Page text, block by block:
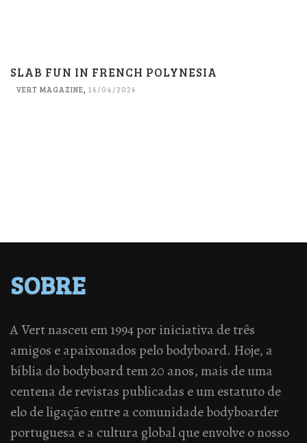
SLAB FUN IN FRENCH POLYNESIA
VERT MAGAZINE, 16/04/2026
SOBRE
A Vert nasceu em 1994 por iniciativa de três
amigos e apaixonados pelo bodyboard. Hoje, a
bíblia do bodyboard tem 20 anos, mais de uma
centena de revistas publicadas e um estatuto de
elo de ligação entre a comunidade bodyboarder
portuguesa e a cultura global que envolve o nosso